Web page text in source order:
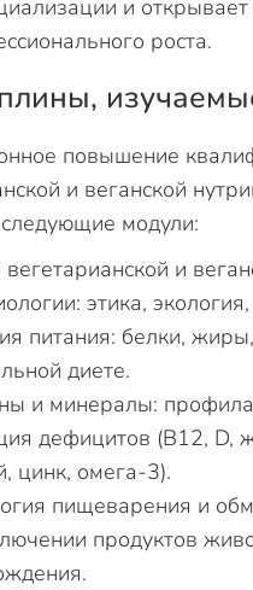
и
роста.
повышение
и веганской
модули:
и
этика,
питания: белки,
диете.
и минералы:
дефицитов (B12, D,
цинк, омега-3).
пищеварения и
продуктов